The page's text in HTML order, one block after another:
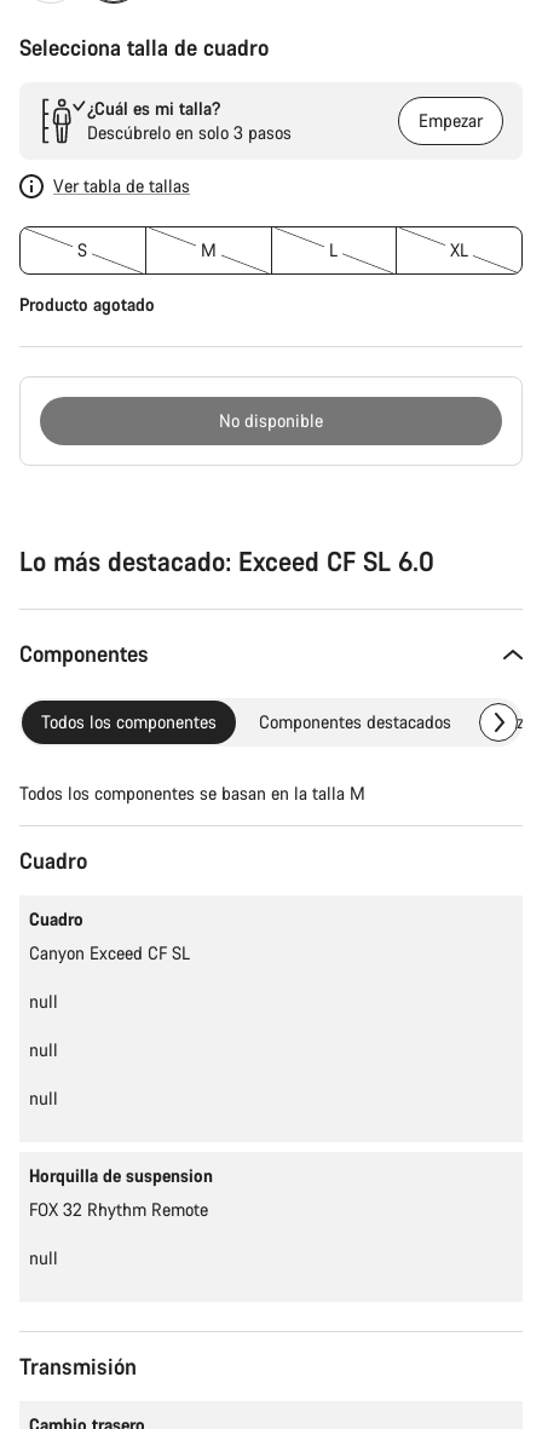
Selecciona talla de cuadro
¿Cuál es mi talla?
Descúbrelo en solo 3 pasos
Empezar
Ver tabla de tallas
S M L XL
Producto agotado
No disponible
Lo más destacado: Exceed CF SL 6.0
Componentes
Todos los componentes Componentes destacados
Todos los componentes se basan en la talla M
Cuadro
Cuadro
Canyon Exceed CF SL
null
null
null
Horquilla de suspension
FOX 32 Rhythm Remote
null
Transmisión